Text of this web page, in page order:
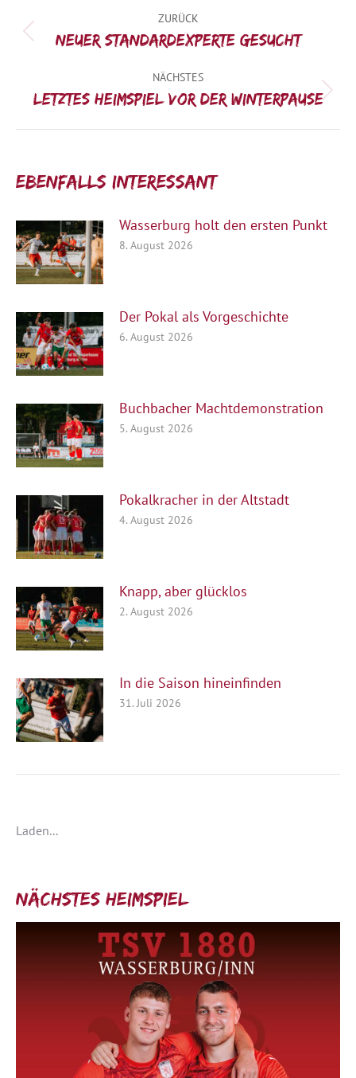
ZURÜCK
Vorheriger
Neuer Standardexperte gesucht
NÄCHSTES
Nächster
Letztes Heimspiel vor der Winterpause
Ebenfalls interessant:
Wasserburg holt den ersten Punkt
8. August 2026
Der Pokal als Vorgeschichte
6. August 2026
Buchbacher Machtdemonstration
5. August 2026
Pokalkracher in der Altstadt
4. August 2026
Knapp, aber glücklos
2. August 2026
In die Saison hineinfinden
31. Juli 2026
Laden...
Nächstes Heimspiel